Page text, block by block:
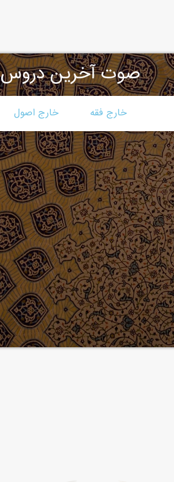
صوت آخرين دروس
خارج فقه خارج اصول